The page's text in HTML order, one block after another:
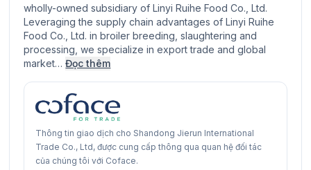
wholly-owned subsidiary of Linyi Ruihe Food Co., Ltd.
Leveraging the supply chain advantages of Linyi Ruihe
Food Co., Ltd. in broiler breeding, slaughtering and
processing, we specialize in export trade and global
market…Đọc thêm
Thông tin giao dịch cho Shandong Jierun International
Trade Co., Ltd, được cung cấp thông qua quan hệ đối tác
của chúng tôi với Coface.